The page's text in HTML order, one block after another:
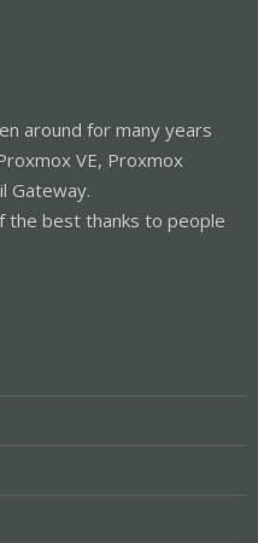
around for many years
VE, Proxmox
Gateway.
the best thanks to people